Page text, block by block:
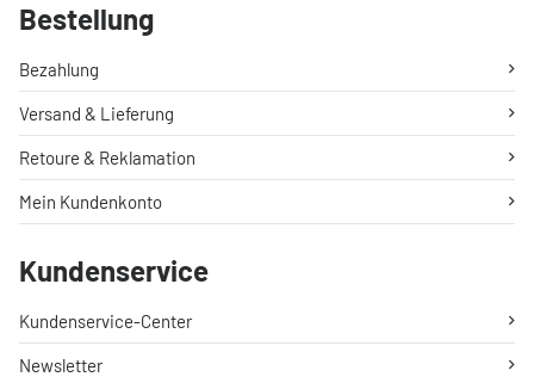
Bestellung
Bezahlung
Versand & Lieferung
Retoure & Reklamation
Mein Kundenkonto
Kundenservice
Kundenservice-Center
Newsletter